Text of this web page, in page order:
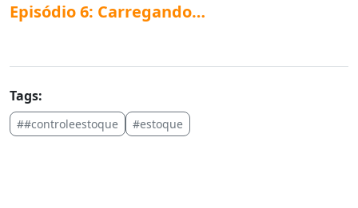
Episódio 6: Carregando…
Tags:
##controleestoque #estoque